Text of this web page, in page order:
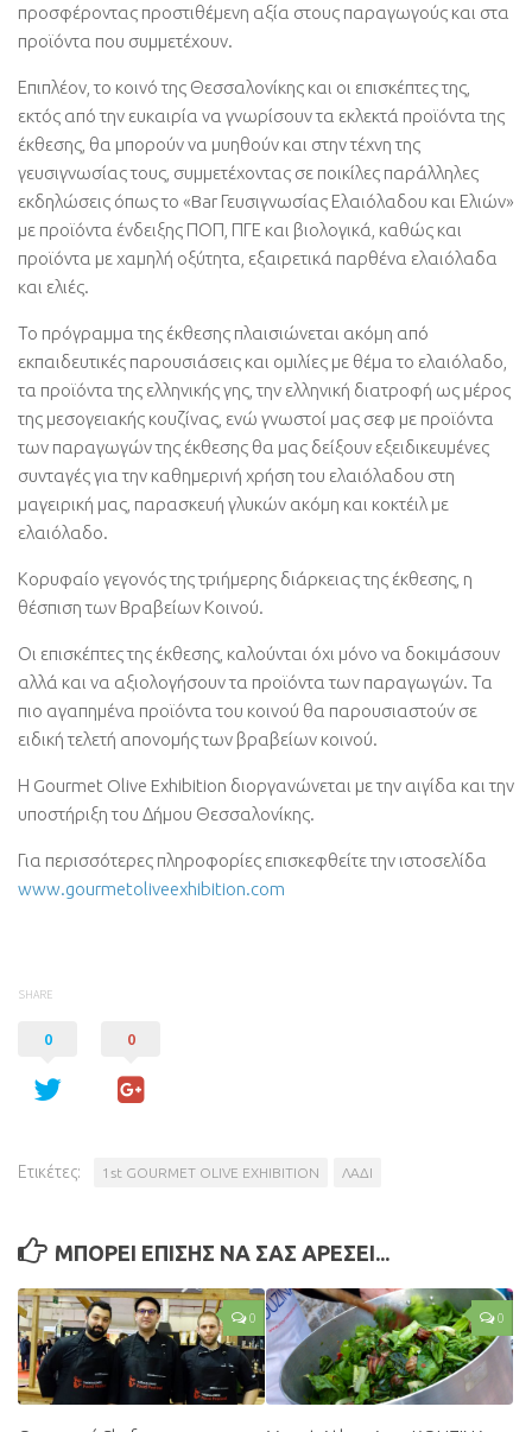
προσφέροντας προστιθέμενη αξία στους παραγωγούς και στα
προϊόντα που συμμετέχουν.
Επιπλέον, το κοινό της Θεσσαλονίκης και οι επισκέπτες της,
εκτός από την ευκαιρία να γνωρίσουν τα εκλεκτά προϊόντα της
έκθεσης, θα μπορούν να μυηθούν και στην τέχνη της
γευσιγνωσίας τους, συμμετέχοντας σε ποικίλες παράλληλες
εκδηλώσεις όπως το «Bar Γευσιγνωσίας Ελαιόλαδου και Ελιών»
με προϊόντα ένδειξης ΠΟΠ, ΠΓΕ και βιολογικά, καθώς και
προϊόντα με χαμηλή οξύτητα, εξαιρετικά παρθένα ελαιόλαδα
και ελιές.
Το πρόγραμμα της έκθεσης πλαισιώνεται ακόμη από
εκπαιδευτικές παρουσιάσεις και ομιλίες με θέμα το ελαιόλαδο,
τα προϊόντα της ελληνικής γης, την ελληνική διατροφή ως μέρος
της μεσογειακής κουζίνας, ενώ γνωστοί μας σεφ με προϊόντα
των παραγωγών της έκθεσης θα μας δείξουν εξειδικευμένες
συνταγές για την καθημερινή χρήση του ελαιόλαδου στη
μαγειρική μας, παρασκευή γλυκών ακόμη και κοκτέιλ με
ελαιόλαδο.
Κορυφαίο γεγονός της τριήμερης διάρκειας της έκθεσης, η
θέσπιση των Βραβείων Κοινού.
Οι επισκέπτες της έκθεσης, καλούνται όχι μόνο να δοκιμάσουν
αλλά και να αξιολογήσουν τα προϊόντα των παραγωγών. Τα
πιο αγαπημένα προϊόντα του κοινού θα παρουσιαστούν σε
ειδική τελετή απονομής των βραβείων κοινού.
Η Gourmet Olive Exhibition διοργανώνεται με την αιγίδα και την
υποστήριξη του Δήμου Θεσσαλονίκης.
Για περισσότερες πληροφορίες επισκεφθείτε την ιστοσελίδα
www.gourmetoliveexhibition.com
SHARE
0 0
Ετικέτες: 1st GOURMET OLIVE EXHIBITION ΛΑΔΙ
ΜΠΟΡΕΙ ΕΠΙΣΗΣ ΝΑ ΣΑΣ ΑΡΕΣΕΙ...
0 0